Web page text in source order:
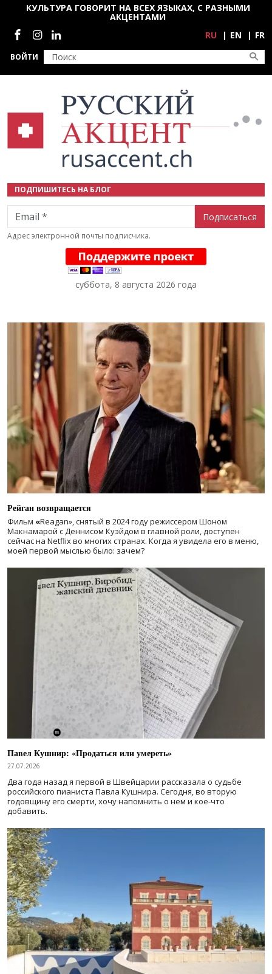
Перейти к основному содержанию
ВОЙТИ
КУЛЬТУРА ГОВОРИТ НА ВСЕХ ЯЗЫКАХ, С РАЗНЫМИ
АКЦЕНТАМИ
Социальные сети
RU EN FR
ПОДПИШИТЕСЬ НА БЛОГ
Email
Адрес электронной почты подписчика.
суббота, 8 августа 2026 года
Рейган возвращается
Фильм «Reagan», снятый в 2024 годурежиссером Шоном
Макнамарой с Деннисом Куэйдом в главной роли, доступен
сейчас на Netflix во многих странах. Когда я увидела его в меню,
моей первой мыслью было: зачем?
Павел Кушнир: «Продаться или умереть»
27.07.2026
Два года назад я первой в Швейцарии рассказала о судьбе
российского пианиста Павла Кушнира. Сегодня, во вторую
годовщину его смерти, хочу напомнить о нем и кое-что
добавить.